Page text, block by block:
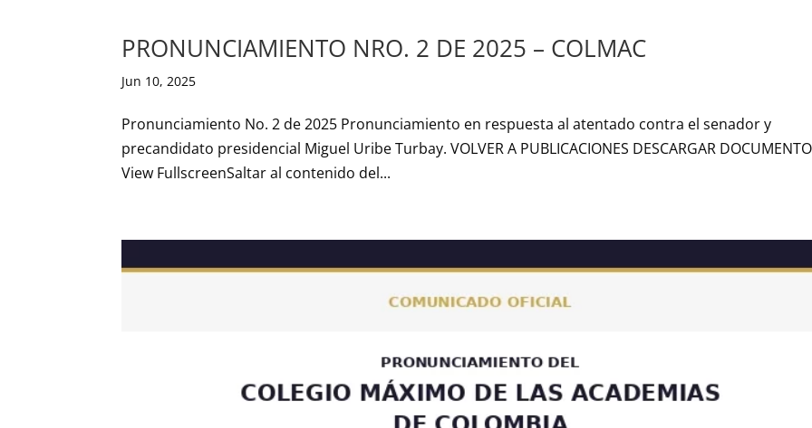
PRONUNCIAMIENTO NRO. 2 DE 2025 – COLMAC
Jun 10, 2025
Pronunciamiento No. 2 de 2025 Pronunciamiento en respuesta al atentado contra el senador y
precandidato presidencial Miguel Uribe Turbay. VOLVER A PUBLICACIONES DESCARGAR DOCUMENTO
View FullscreenSaltar al contenido del...